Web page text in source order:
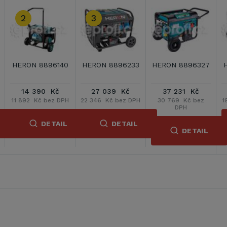
HERON 8896413
23 991 Kč
19 827 Kč bez DPH
DETAIL
HERON 8896415
25 911 Kč
21 414 Kč bez DPH
DETAIL
HERON 8896416
13 041 Kč
10 778 Kč bez DPH